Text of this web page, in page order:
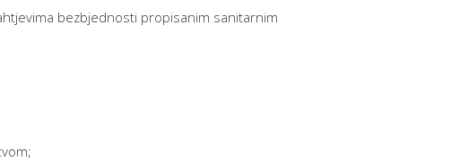
bezbjednosti propisanim sanitarnim